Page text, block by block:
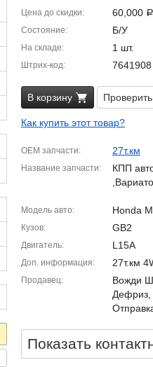
Цена до скидки 60,000 Р
Состояние Б/У
На складе 1 шт.
Штрих-код 7641908
В корзину
Как купить этот товар?
OEM запчасти 27т.км
Название запчасти
КПП
Модель авто Honda
Кузов GB2
Двигатель L15A
Доп. информация 27т.км
Продавец
Вожди
Дефриз,
Показать